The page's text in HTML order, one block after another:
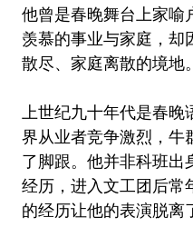
他曾是春晚舞台上家喻
羡慕的事业与家庭，却
散尽、家庭离散的境地。
上世纪九十年代是春
界从业者竞争激烈，牛
了脚跟。他并非科班出
经历，进入文工团后常
的经历让他的表演脱离